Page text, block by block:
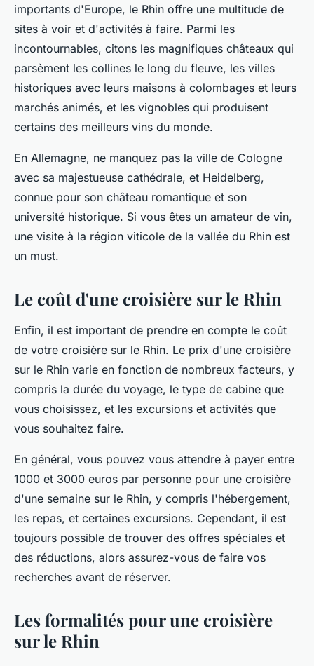
importants d'Europe, le Rhin offre une multitude de
sites à voir et d'activités à faire. Parmi les
incontournables, citons les magnifiques châteaux qui
parsèment les collines le long du fleuve, les villes
historiques avec leurs maisons à colombages et leurs
marchés animés, et les vignobles qui produisent
certains des meilleurs vins du monde.
En Allemagne, ne manquez pas la ville de Cologne
avec sa majestueuse cathédrale, et Heidelberg,
connue pour son château romantique et son
université historique. Si vous êtes un amateur de vin,
une visite à la région viticole de la vallée du Rhin est
un must.
Le coût d'une croisière sur le Rhin
Enfin, il est important de prendre en compte le coût
de votre croisière sur le Rhin. Le prix d'une croisière
sur le Rhin varie en fonction de nombreux facteurs, y
compris la durée du voyage, le type de cabine que
vous choisissez, et les excursions et activités que
vous souhaitez faire.
En général, vous pouvez vous attendre à payer entre
1000 et 3000 euros par personne pour une croisière
d'une semaine sur le Rhin, y compris l'hébergement,
les repas, et certaines excursions. Cependant, il est
toujours possible de trouver des offres spéciales et
des réductions, alors assurez-vous de faire vos
recherches avant de réserver.
Les formalités pour une croisière
sur le Rhin